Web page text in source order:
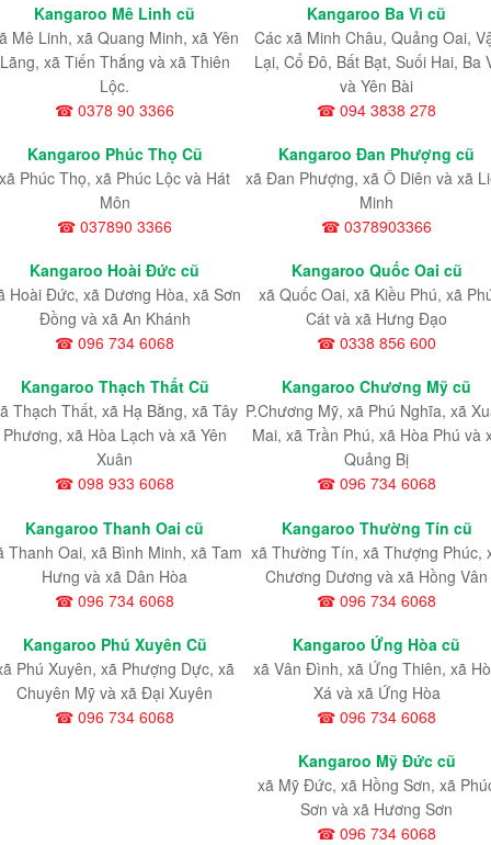
Kangaroo Mê Linh cũ
Mê Linh, xã Quang Minh, xã Yên
Lãng, xã Tiến Thắng và xã Thiên
Lộc.
☎ 0378 90 3366
Kangaroo Ba Vì cũ
Các xã Minh Châu, Quảng Oai,
Lại, Cổ Đô, Bất Bạt, Suối Hai, Ba
và Yên Bài
☎ 094 3838 278
Kangaroo Phúc Thọ Cũ
xã Phúc Thọ, xã Phúc Lộc và Hát
Môn
☎ 037890 3366
Kangaroo Đan Phượng cũ
xã Đan Phượng, xã Ô Diên và xã
Minh
☎ 0378903366
Kangaroo Hoài Đức cũ
Hoài Đức, xã Dương Hòa, xã Sơn
Đồng và xã An Khánh
☎ 096 734 6068
Kangaroo Quốc Oai cũ
xã Quốc Oai, xã Kiều Phú, xã
Cát và xã Hưng Đạo
☎ 0338 856 600
Kangaroo Thạch Thất Cũ
Thạch Thất, xã Hạ Bằng, xã Tây
Phương, xã Hòa Lạch và xã Yên
Xuân
☎ 098 933 6068
Kangaroo Chương Mỹ cũ
P.Chương Mỹ, xã Phú Nghĩa, xã
Mai, xã Trần Phú, xã Hòa Phú và
Quảng Bị
☎ 096 734 6068
Kangaroo Thanh Oai cũ
Thanh Oai, xã Bình Minh, xã Tam
Hưng và xã Dân Hòa
☎ 096 734 6068
Kangaroo Thường Tín cũ
xã Thường Tín, xã Thượng Phúc,
Chương Dương và xã Hồng Vân
☎ 096 734 6068
Kangaroo Phú Xuyên Cũ
Phú Xuyên, xã Phượng Dực, xã
Chuyên Mỹ và xã Đại Xuyên
☎ 096 734 6068
Kangaroo Ứng Hòa cũ
xã Vân Đình, xã Ứng Thiên, xã
Xá và xã Ứng Hòa
☎ 096 734 6068
Kangaroo Mỹ Đức cũ
xã Mỹ Đức, xã Hồng Sơn, xã
Sơn và xã Hương Sơn
☎ 096 734 6068